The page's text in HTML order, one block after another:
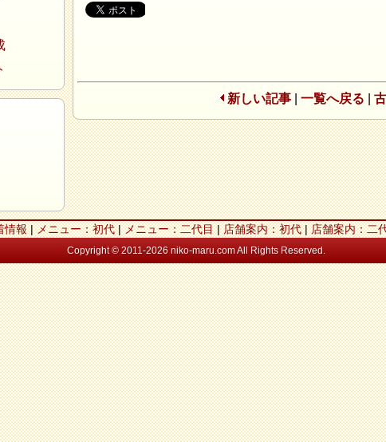
新しい記事| 一覧へ戻る
情報|メニュー：初代|メニュー：二代目|店舗案内：初代|店舗案内：二
Copyright © 2011-2026 niko-maru.com All Rights Reserved.